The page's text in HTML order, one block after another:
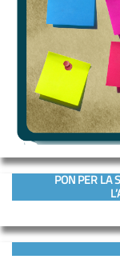
PON PER LA